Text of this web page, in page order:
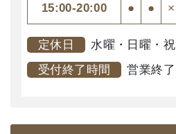
5
15:00-20:00 ● ● ×
定休日
水曜・日曜・祝
受付終了時間
営業終